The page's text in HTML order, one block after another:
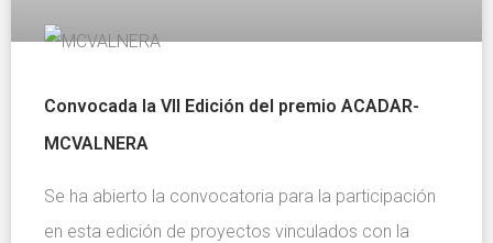
Convocada la VII Edición del premio ACADAR-
MCVALNERA
Se ha abierto la convocatoria para la participación
en esta edición de proyectos vinculados con la